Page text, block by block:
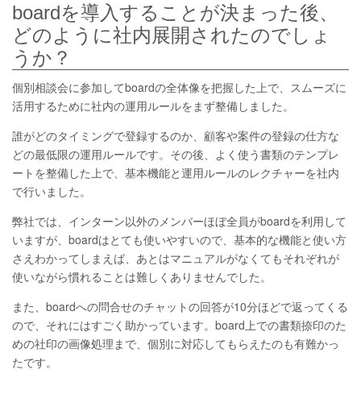
boardを導入することが決まった後、
どのように社内展開されたのでしょ
うか？
個別相談会に参加してboardの全体像を把握した上で、スムーズに
活用するために社内の運用ルールをまず整備しました。
誰がどのタイミングで登録するのか、顧客や案件の登録の仕方な
どの最低限の運用ルールです。その後、よく使う書類のテンプレ
ートを整備した上で、基本機能と運用ルールのレクチャーを社内
で行いました。
弊社では、インターン以外のメンバーほぼ全員がboardを利用して
いますが、boardはとても使いやすいので、基本的な機能と使い方
さえわかってしまえば、あとはマニュアルがなくてもそれぞれが
使いながら慣れることは難しくありませんでした。
また、boardへの問合せのチャットの回答が10分ほどで返ってくる
ので、それにはすごく助かっています。board上での書類捺印のた
めの社印の画像処理まで、個別に対応してもらえたのも有難かっ
たです。